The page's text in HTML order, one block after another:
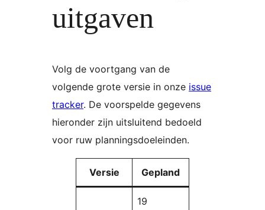
uitgaven
Volg de voortgang van de
volgende grote versie in onze issue
tracker. De voorspelde gegevens
hieronder zijn uitsluitend bedoeld
voor ruw planningsdoeleinden.
Versie Gepland
19